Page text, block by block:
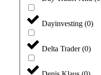
Dayinvesting (0)
Delta Trader(0)